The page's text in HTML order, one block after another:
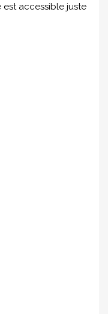
accessible juste